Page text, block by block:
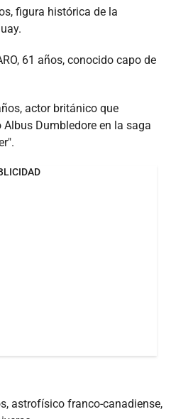
figura histórica de la
61 años, conocido capo de
actor británico que
Dumbledore en la saga
astrofísico franco-canadiense,